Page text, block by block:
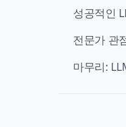
성공적인
전문가 관
마무리: